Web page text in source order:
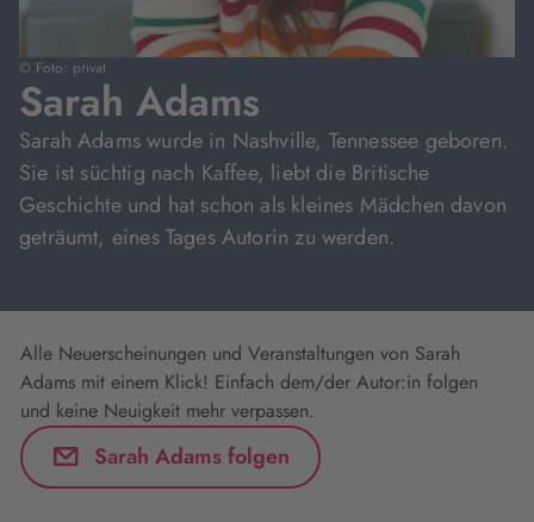
© Foto: privat
Sarah Adams
Sarah Adams wurde in Nashville, Tennessee geboren.
Sie ist süchtig nach Kaffee, liebt die Britische
Geschichte und hat schon als kleines Mädchen davon
geträumt, eines Tages Autorin zu werden.
Alle Neuerscheinungen und Veranstaltungen von Sarah
Adams mit einem Klick! Einfach dem/der Autor:in folgen
und keine Neuigkeit mehr verpassen.
Sarah Adams folgen